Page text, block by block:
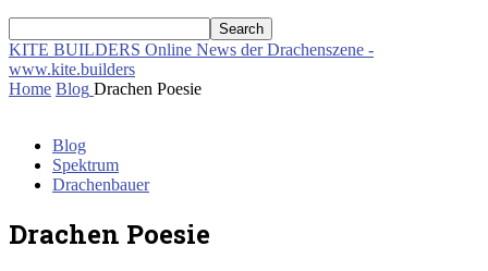
KITE BUILDERS Online News der Drachenszene -
www.kite.builders
Home Blog Drachen Poesie
Blog
Spektrum
Drachenbauer
Drachen Poesie